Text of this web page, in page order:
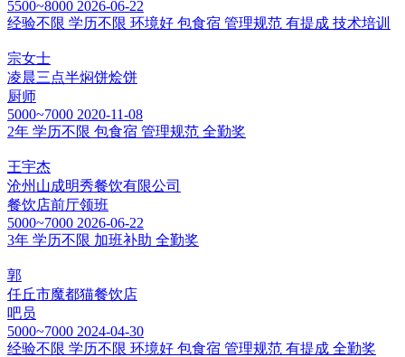
5500~8000 2026-06-22
经验不限 学历不限 环境好 包食宿 管理规范 有提成 技术培训
宗女士
凌晨三点半焖饼烩饼
厨师
5000~7000 2020-11-08
2年 学历不限 包食宿 管理规范 全勤奖
王宇杰
沧州山成明秀餐饮有限公司
餐饮店前厅领班
5000~7000 2026-06-22
3年 学历不限 加班补助 全勤奖
郭
任丘市魔都猫餐饮店
吧员
5000~7000 2024-04-30
经验不限 学历不限 环境好 包食宿 管理规范 有提成 全勤奖